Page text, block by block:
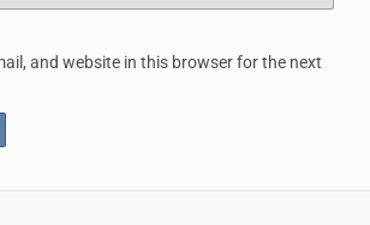
and website in this browser for the next